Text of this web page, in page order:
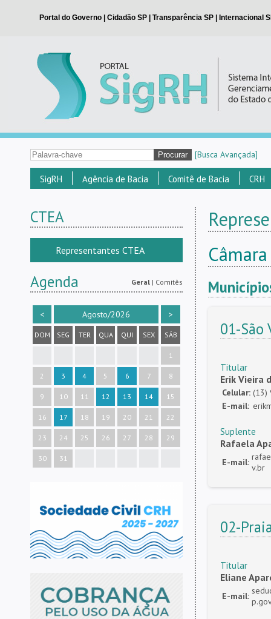
[Busca Avançada]
SigRH Agência de Bacia Comitê de Bacia CRH
CTEA
Representantes CTEA
Agenda Geral | Comitês
< Agosto/2026 >
DOM SEG TER QUA QUI SEX SÁB
1
2 3 4 5 6 7 8
9 10 11 12 13 14 15
16 17 18 19 20 21 22
23 24 25 26 27 28 29
30 31
01-São
Titular
Erik Vieira
Celular: (13)
E-mail:
Suplente
Rafaela
E-mail: v.br
02-
Titular
Eliane
E-mail: